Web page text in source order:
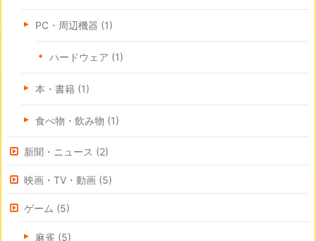
PC・周辺機器 (1)
ハードウェア (1)
本・書籍 (1)
食べ物・飲み物 (1)
新聞・ニュース (2)
映画・TV・動画 (5)
ゲーム (5)
麻雀 (5)